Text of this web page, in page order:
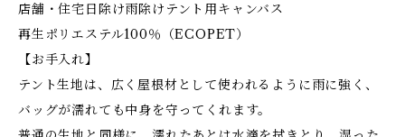
店舗・住宅日除け雨除けテント用キャンバス
再生ポリエステル100％（ECOPET）
【お手入れ】
テント生地は、広く屋根材として使われるように雨に強く、
バッグが濡れても中身を守ってくれます。